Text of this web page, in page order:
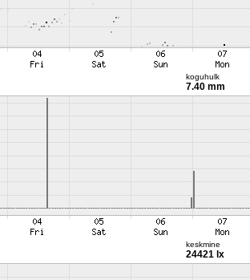
koguhulk
7.40 mm
keskmine
24421 lx